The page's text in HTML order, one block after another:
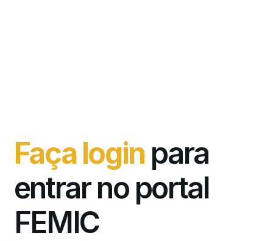
Faça login para
entrar no portal
FEMIC